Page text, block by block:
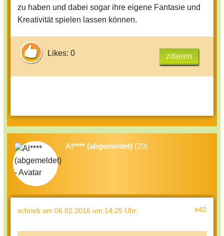
zu haben und dabei sogar ihre eigene Fantasie und
Kreativität spielen lassen können.
Likes: 0 zitieren
Al**** (abgemeldet) (20)
schrieb am 06.02.2016 um 14:25 Uhr: #42